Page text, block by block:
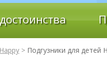
> Подгузники для детей